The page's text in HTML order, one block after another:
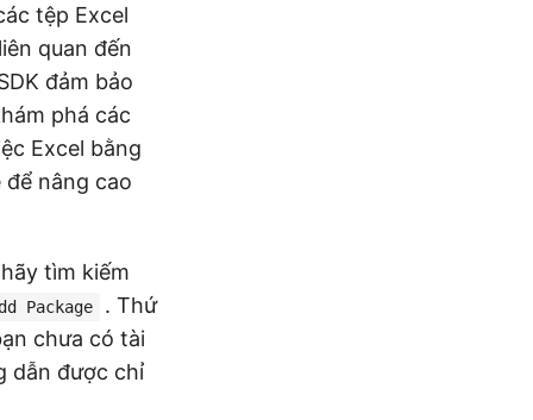
tệp Excel
quan đến
đảm bảo
phá các
Excel bằng
để nâng cao
tìm kiếm
Package
. Thứ
chưa có tài
dẫn được chỉ